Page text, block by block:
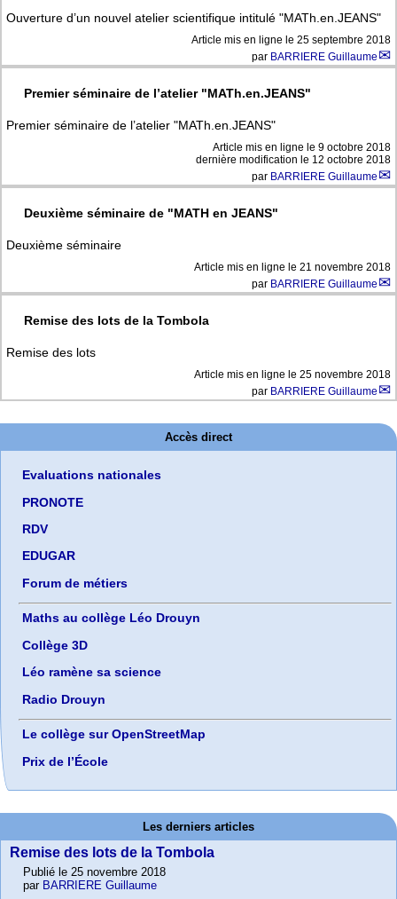
Ouverture d’un nouvel atelier scientifique intitulé "MATh.en.JEANS"
Article mis en ligne le 25 septembre 2018
par BARRIERE Guillaume
Premier séminaire de l’atelier "MATh.en.JEANS"
Premier séminaire de l’atelier "MATh.en.JEANS"
Article mis en ligne le 9 octobre 2018
dernière modification le 12 octobre 2018
par BARRIERE Guillaume
Deuxième séminaire de "MATH en JEANS"
Deuxième séminaire
Article mis en ligne le 21 novembre 2018
par BARRIERE Guillaume
Remise des lots de la Tombola
Remise des lots
Article mis en ligne le 25 novembre 2018
par BARRIERE Guillaume
Accès direct
Evaluations nationales
PRONOTE
RDV
EDUGAR
Forum de métiers
Maths au collège Léo Drouyn
Collège 3D
Léo ramène sa science
Radio Drouyn
Le collège sur OpenStreetMap
Prix de l’École
Les derniers articles
Remise des lots de la Tombola
Publié le 25 novembre 2018
par BARRIERE Guillaume